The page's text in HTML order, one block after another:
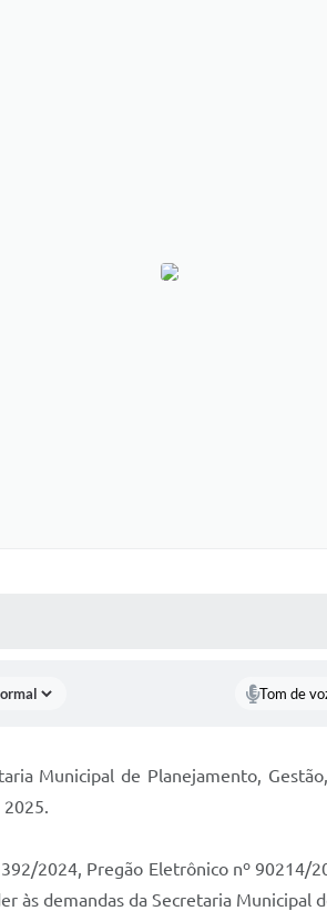
Tom de
Municipal de Planejamento,
2024, Pregão Eletrônico nº
às demandas da Secretaria Municipal